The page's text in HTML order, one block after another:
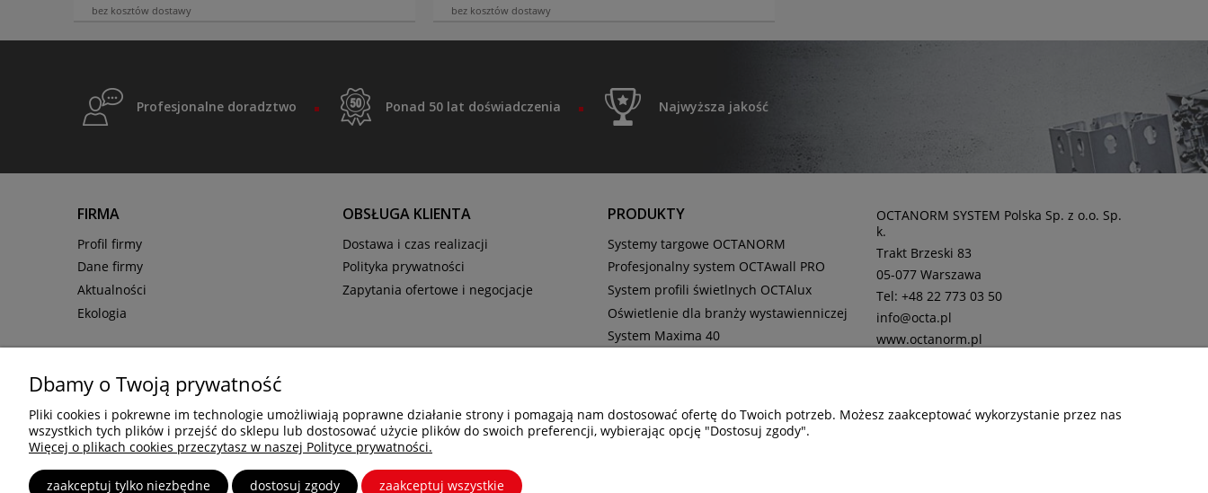
bez kosztów dostawy bez kosztów dostawy
Profesjonalne doradztwo Ponad 50 lat doświadczenia Najwyższa jakość
FIRMA
Profil firmy
Dane firmy
Aktualności
Ekologia
OBSŁUGA KLIENTA
Dostawa i czas realizacji
Polityka prywatności
Zapytania ofertowe i negocjacje
PRODUKTY
Systemy targowe OCTANORM
Profesjonalny system OCTAwall PRO
System profili świetlnych OCTAlux
Oświetlenie dla branży wystawienniczej
System Maxima 40
OCTANORM SYSTEM Polska Sp. z o.o. Sp.
k.
Trakt Brzeski 83
05-077 Warszawa
Tel: +48 22 773 03 50
info@octa.pl
www.octanorm.pl
Dbamy o Twoją prywatność
Pliki cookies i pokrewne im technologie umożliwiają poprawne działanie strony i pomagają nam dostosować ofertę do Twoich potrzeb. Możesz zaakceptować wykorzystanie przez nas
wszystkich tych plików i przejść do sklepu lub dostosować użycie plików do swoich preferencji, wybierając opcję "Dostosuj zgody".
Więcej o plikach cookies przeczytasz w naszej Polityce prywatności.
zaakceptuj tylko niezbędne dostosuj zgody zaakceptuj wszystkie